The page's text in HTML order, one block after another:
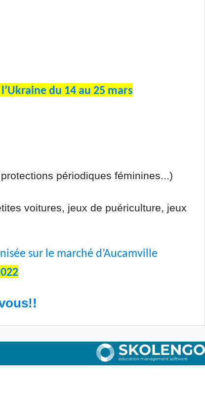
du 14 au 25 mars
périodiques féminines...)
voitures, jeux de puériculture, jeux
sur le marché d’Aucamville